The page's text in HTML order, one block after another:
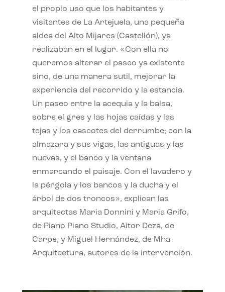
el propio uso que los habitantes y
visitantes de La Artejuela, una pequeña
aldea del Alto Mijares (Castellón), ya
realizaban en el lugar. «Con ella no
queremos alterar el paseo ya existente
sino, de una manera sutil, mejorar la
experiencia del recorrido y la estancia.
Un paseo entre la acequia y la balsa,
sobre el gres y las hojas caídas y las
tejas y los cascotes del derrumbe; con la
almazara y sus vigas, las antiguas y las
nuevas, y el banco y la ventana
enmarcando el paisaje. Con el lavadero y
la pérgola y los bancos y la ducha y el
árbol de dos troncos», explican las
arquitectas Maria Donnini y Maria Grifo,
de Piano Piano Studio, Aitor Deza, de
Carpe, y Miguel Hernández, de Mha
Arquitectura, autores de la intervención.